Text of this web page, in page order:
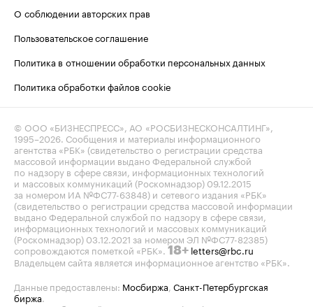
О соблюдении авторских прав
Пользовательское соглашение
Политика в отношении обработки персональных данных
Политика обработки файлов cookie
© ООО «БИЗНЕСПРЕСС», АО «РОСБИЗНЕСКОНСАЛТИНГ»,
1995–2026 . Сообщения и материалы информационного
агентства «РБК» (свидетельство о регистрации средства
массовой информации выдано Федеральной службой
по надзору в сфере связи, информационных технологий
и массовых коммуникаций (Роскомнадзор) 09.12.2015
за номером ИА №ФС77-63848) и сетевого издания «РБК»
(свидетельство о регистрации средства массовой информации
выдано Федеральной службой по надзору в сфере связи,
информационных технологий и массовых коммуникаций
(Роскомнадзор) 03.12.2021 за номером ЭЛ №ФС77-82385)
сопровождаются пометкой «РБК». 18+ letters@rbc.ru
Владельцем сайта является информационное агентство «РБК».
Данные предоставлены: Мосбиржа Санкт-Петербургская
биржа